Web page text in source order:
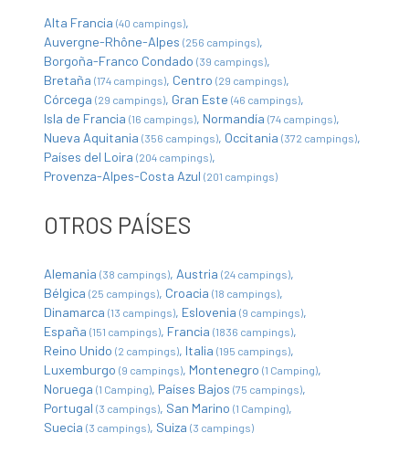
Alta Francia (40 campings)
Auvergne-Rhône-Alpes (256 campings)
Borgoña-Franco Condado (39 campings)
Bretaña (174 campings) Centro (29 campings)
Córcega (29 campings) Gran Este (46 campings)
Isla de Francia (16 campings) Normandía (74 campings)
Nueva Aquitania (356 campings) Occitania (372 campings)
Países del Loira (204 campings)
Provenza-Alpes-Costa Azul (201 campings)
OTROS PAÍSES
Alemania (38 campings) Austria (24 campings)
Bélgica (25 campings) Croacia (18 campings)
Dinamarca (13 campings) Eslovenia (9 campings)
España (151 campings) Francia (1836 campings)
Reino Unido (2 campings) Italia (195 campings)
Luxemburgo (9 campings) Montenegro (1 Camping)
Noruega (1 Camping) Países Bajos (75 campings)
Portugal (3 campings) San Marino (1 Camping)
Suecia (3 campings) Suiza (3 campings)